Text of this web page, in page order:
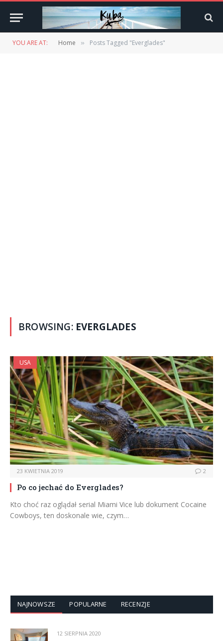
YOU ARE AT: Home » Posts Tagged "Everglades"
BROWSING: EVERGLADES
USA
23 KWIETNIA 2019 2
Po co jechać do Everglades?
Kto choć raz oglądał serial Miami Vice lub dokument Cocaine
Cowboys, ten doskonale wie, czym…
NAJNOWSZE POPULARNE RECENZJE
12 SIERPNIA 2020